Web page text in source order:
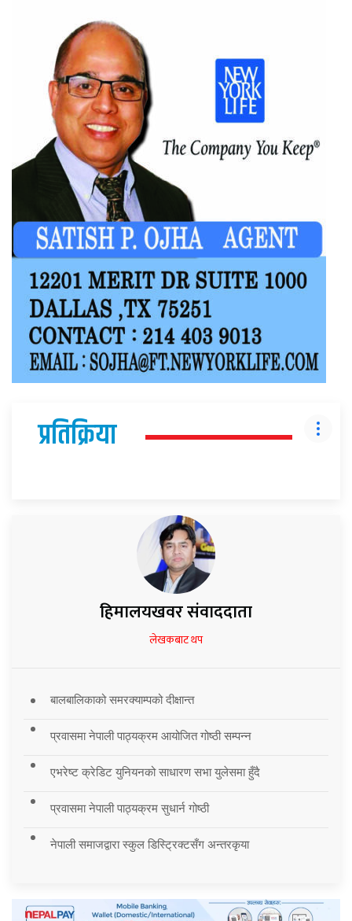
प्रतिक्रिया
हिमालयखवर संवाददाता
लेखकबाट थप
बालबालिकाको समरक्याम्पको दीक्षान्त
प्रवासमा नेपाली पाठ्यक्रम आयोजित गोष्ठी सम्पन्न
एभरेष्ट क्रेडिट युनियनको साधारण सभा युलेसमा हुँदै
प्रवासमा नेपाली पाठ्यक्रम सुधार्न गोष्ठी
नेपाली समाजद्वारा स्कुल डिस्ट्रिक्टसँग अन्तरकृया